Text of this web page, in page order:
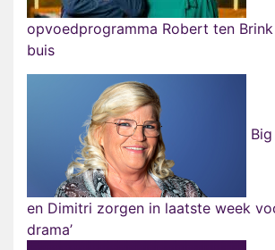
opvoedprogramma Robert ten
buis
en Dimitri zorgen in laatste week
drama’